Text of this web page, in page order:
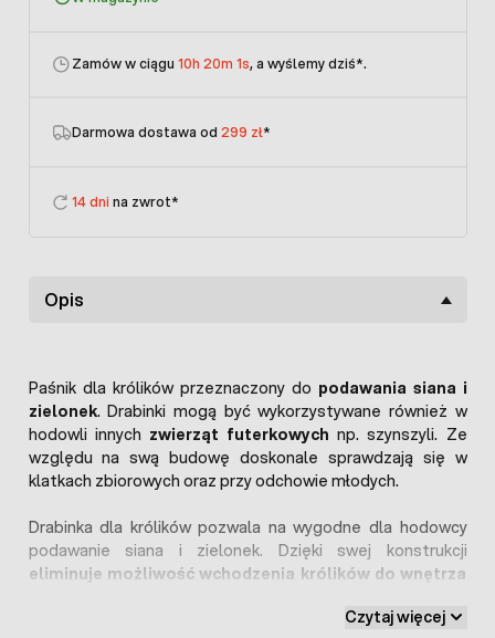
Zamów w ciągu 10h 20m 1s, a wyślemy dziś*.
Darmowa dostawa od 299 zł*
14 dni na zwrot*
Opis
Paśnik dla królików przeznaczony do podawania siana i
zielonek. Drabinki mogą być wykorzystywane również w
hodowli innych zwierząt futerkowych np. szynszyli. Ze
względu na swą budowę doskonale sprawdzają się w
klatkach zbiorowych oraz przy odchowie młodych.
Drabinka dla królików pozwala na wygodne dla hodowcy
podawanie siana i zielonek. Dzięki swej konstrukcji
eliminuje możliwość wchodzenia królików do wnętrza
skokowymi zwierząt. Drabinki w łatwy sposób montuje się
Czytaj więcej